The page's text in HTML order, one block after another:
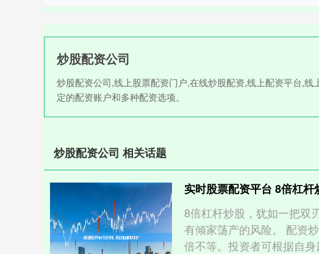
炒股配资公司
炒股配资公司,线上股票配资门户,在线炒股配资,线上配资平台,
定的配资账户和多种配资选项。
炒股配资公司 相关话题
实时股票配资平台 8倍杠
8倍杠杆炒股，犹如一把双
有倾家荡产的风险。 配资
倍不等。投资者可根据自身